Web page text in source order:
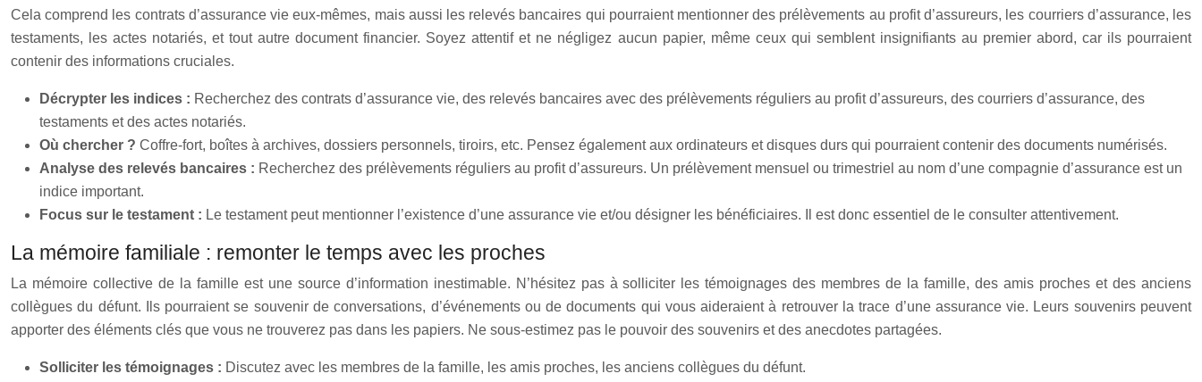
Cela comprend les contrats d’assurance vie eux-mêmes, mais aussi les relevés bancaires qui pourraient mentionner des prélèvements au profit d’assureurs, les courriers d’assurance, les
testaments, les actes notariés, et tout autre document financier. Soyez attentif et ne négligez aucun papier, même ceux qui semblent insignifiants au premier abord, car ils pourraient
contenir des informations cruciales.
Décrypter les indices : Recherchez des contrats d’assurance vie, des relevés bancaires avec des prélèvements réguliers au profit d’assureurs, des courriers d’assurance, des
testaments et des actes notariés.
Où chercher ? Coffre-fort, boîtes à archives, dossiers personnels, tiroirs, etc. Pensez également aux ordinateurs et disques durs qui pourraient contenir des documents numérisés.
Analyse des relevés bancaires : Recherchez des prélèvements réguliers au profit d’assureurs. Un prélèvement mensuel ou trimestriel au nom d’une compagnie d’assurance est un
indice important.
Focus sur le testament : Le testament peut mentionner l’existence d’une assurance vie et/ou désigner les bénéficiaires. Il est donc essentiel de le consulter attentivement.
La mémoire familiale : remonter le temps avec les proches
La mémoire collective de la famille est une source d’information inestimable. N’hésitez pas à solliciter les témoignages des membres de la famille, des amis proches et des anciens
collègues du défunt. Ils pourraient se souvenir de conversations, d’événements ou de documents qui vous aideraient à retrouver la trace d’une assurance vie. Leurs souvenirs peuvent
apporter des éléments clés que vous ne trouverez pas dans les papiers. Ne sous-estimez pas le pouvoir des souvenirs et des anecdotes partagées.
Solliciter les témoignages : Discutez avec les membres de la famille, les amis proches, les anciens collègues du défunt.